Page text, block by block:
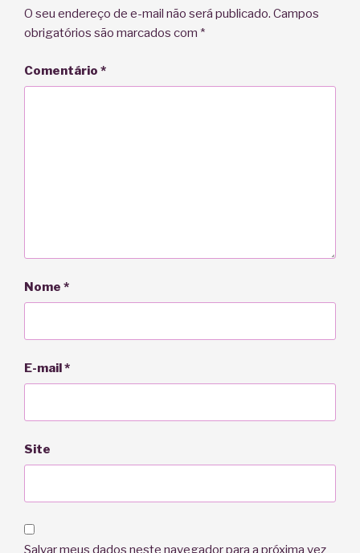
O seu endereço de e-mail não será publicado. Campos
obrigatórios são marcados com *
Comentário *
Nome *
E-mail*
Site
Salvar meus dados neste navegador para a próxima vez